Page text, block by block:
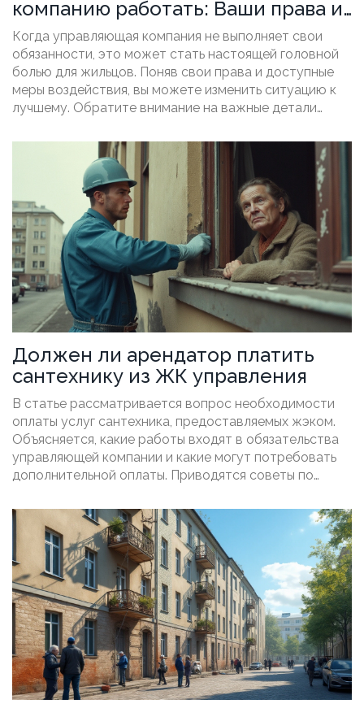
компанию работать: Ваши права и
шаги
Когда управляющая компания не выполняет свои
обязанности, это может стать настоящей головной
болью для жильцов. Поняв свои права и доступные
меры воздействия, вы можете изменить ситуацию к
лучшему. Обратите внимание на важные детали
привлекайте соседей к совместным действиям. Эти
шаги помогут вам добиться улучшения качества
обслуживания в вашем доме.
Должен ли арендатор платить
сантехнику из ЖК управления
В статье рассматривается вопрос необходимости
оплаты услуг сантехника, предоставляемых жэком.
Объясняется, какие работы входят в обязательства
управляющей компании и какие могут потребовать
дополнительной оплаты. Приводятся советы по
возможных проблемных ситуаций.